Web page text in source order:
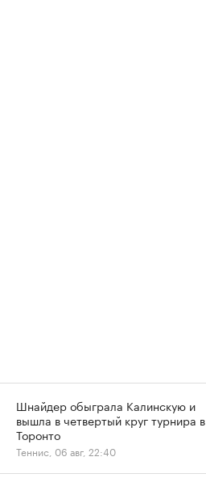
Шнайдер обыграла Калинскую и
вышла в четвертый круг турнира в
Торонто
Теннис, 06 авг, 22:40